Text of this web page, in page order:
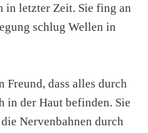
in letzter Zeit. Sie fing an
schlug Wellen in
Freund, dass alles durch
in der Haut befinden. Sie
Nervenbahnen durch